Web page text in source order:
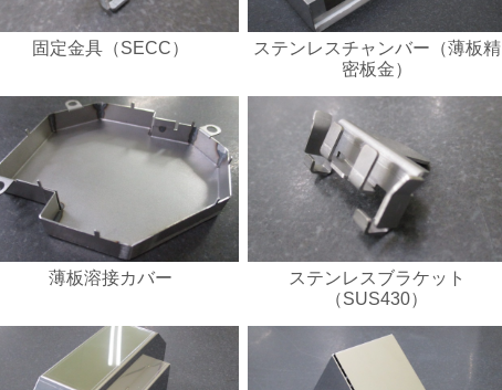
固定金具（SECC）
ステンレスチャンバー（薄板精
密板金）
薄板溶接カバー
ステンレスブラケット
（SUS430）